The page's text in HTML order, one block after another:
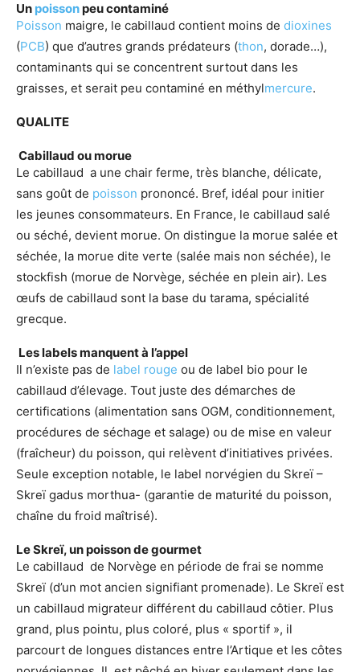
Un poissonpeu contaminé
Poisson maigre, le cabillaud contient moins de dioxines
(PCB) que d’autres grands prédateurs (thon, dorade…),
contaminants qui se concentrent surtout dans les
graisses, et serait peu contaminé en méthylmercure.
QUALITE
Cabillaud ou morue
Le cabillaud a une chair ferme, très blanche, délicate,
sans goût de poisson prononcé. Bref, idéal pour initier
les jeunes consommateurs. En France, le cabillaud salé
ou séché, devient morue. On distingue la morue salée et
séchée, la morue dite verte (salée mais non séchée), le
stockfish (morue de Norvège, séchée en plein air). Les
œufs de cabillaud sont la base du tarama, spécialité
grecque.
Les labels manquent à l’appel
Il n’existe pas de label rouge ou de label bio pour le
cabillaud d’élevage. Tout juste des démarches de
certifications (alimentation sans OGM, conditionnement,
procédures de séchage et salage) ou de mise en valeur
(fraîcheur) du poisson, qui relèvent d’initiatives privées.
Seule exception notable, le label norvégien du Skreï –
Skreï gadus morthua- (garantie de maturité du poisson,
chaîne du froid maîtrisé).
Le Skreï, un poisson de gourmet
Le cabillaud de Norvège en période de frai se nomme
Skreï (d’un mot ancien signifiant promenade). Le Skreï est
un cabillaud migrateur différent du cabillaud côtier. Plus
grand, plus pointu, plus coloré, plus « sportif », il
parcourt de longues distances entre l’Artique et les côtes